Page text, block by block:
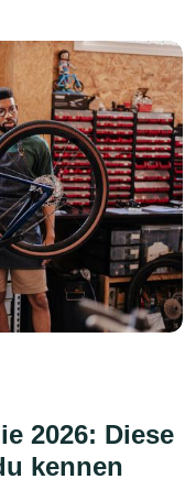
2026: Diese
kennen